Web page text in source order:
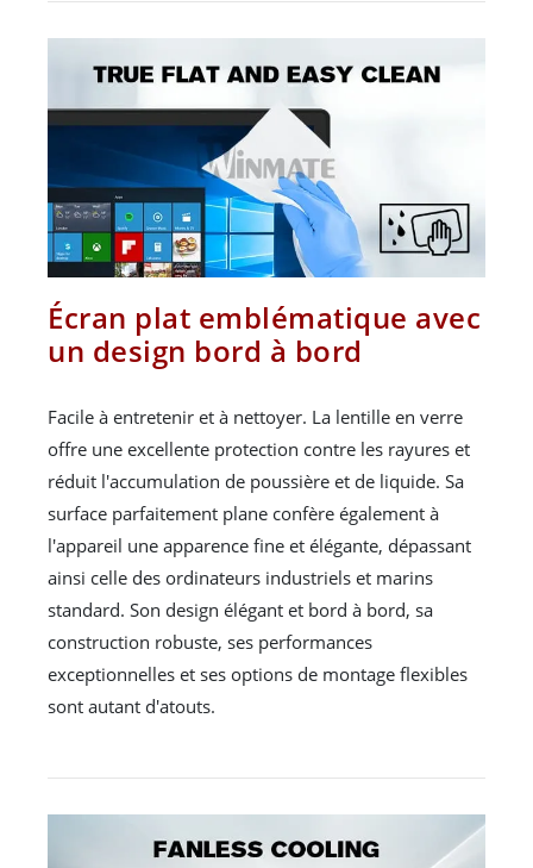
Écran plat emblématique avec
un design bord à bord
Facile à entretenir et à nettoyer. La lentille en verre
offre une excellente protection contre les rayures et
réduit l'accumulation de poussière et de liquide. Sa
surface parfaitement plane confère également à
l'appareil une apparence fine et élégante, dépassant
ainsi celle des ordinateurs industriels et marins
standard. Son design élégant et bord à bord, sa
construction robuste, ses performances
exceptionnelles et ses options de montage flexibles
sont autant d'atouts.